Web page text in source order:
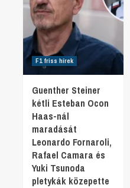
F1 friss hírek
Guenther Steiner
kétli Esteban Ocon
Haas-nál
maradását
Leonardo Fornaroli,
Rafael Camara és
Yuki Tsunoda
pletykák közepette